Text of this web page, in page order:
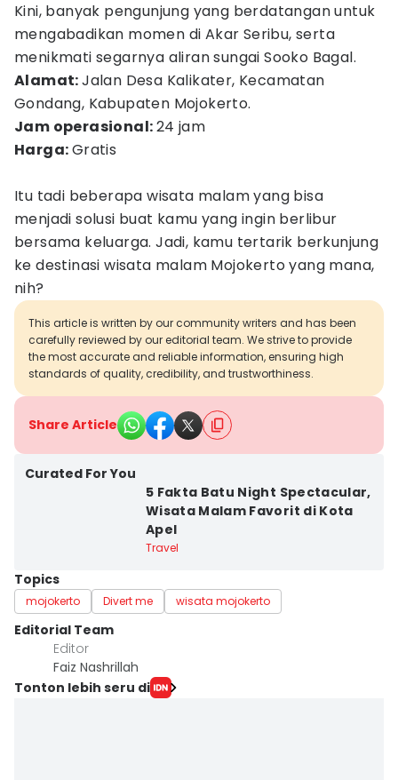
Kini, banyak pengunjung yang berdatangan untuk
mengabadikan momen di Akar Seribu, serta
menikmati segarnya aliran sungai Sooko Bagal.
Alamat:Jalan Desa Kalikater, Kecamatan
Gondang, Kabupaten Mojokerto.
Jam operasional:24 jam
Harga:Gratis
Itu tadi beberapa wisata malam yang bisa
menjadi solusi buat kamu yang ingin berlibur
bersama keluarga. Jadi, kamu tertarik berkunjung
ke destinasi wisata malam Mojokerto yang mana,
nih?
This article is written by our community writers and has been
carefully reviewed by our editorial team. We strive to provide
the most accurate and reliable information, ensuring high
standards of quality, credibility, and trustworthiness.
Share Article
Curated For You
5 Fakta Batu Night Spectacular,
Wisata Malam Favorit di Kota
Apel
Travel
Topics
mojokerto Divert me wisata mojokerto
Editorial Team
Editor
Faiz Nashrillah
Tonton lebih seru di